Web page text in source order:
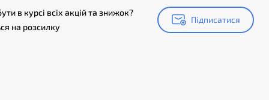
в курсі всіх акцій та знижок?
на розсилку
Підписатися
Підписатися